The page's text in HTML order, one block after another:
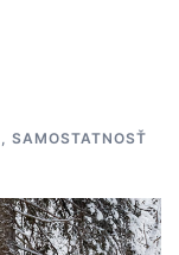
, SAMOSTATNOSŤ